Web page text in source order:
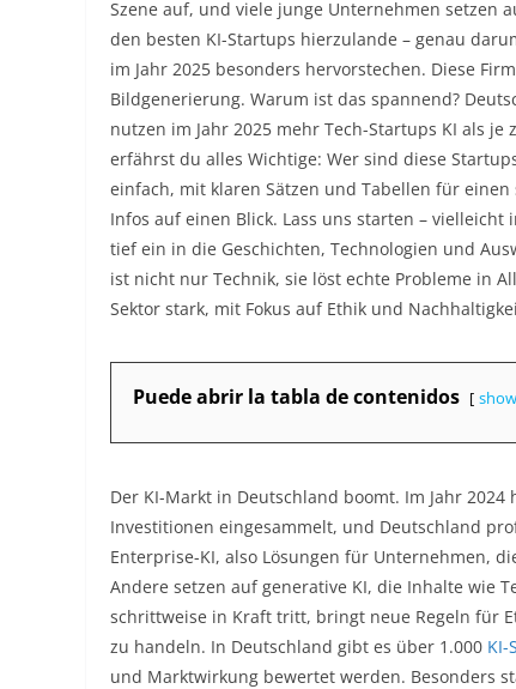
Szene auf, und viele junge Unternehmen setzen
den besten KI-Startups hierzulande – genau
im Jahr 2025 besonders hervorstechen. Diese
Bildgenerierung. Warum ist das spannend?
nutzen im Jahr 2025 mehr Tech-Startups KI als
erfährst du alles Wichtige: Wer sind diese
einfach, mit klaren Sätzen und Tabellen für
Infos auf einen Blick. Lass uns starten –
tief ein in die Geschichten, Technologien und
ist nicht nur Technik, sie löst echte Probleme in
Sektor stark, mit Fokus auf Ethik und
Puede abrir la tabla de contenidos show
Der KI-Markt in Deutschland boomt. Im Jahr
Investitionen eingesammelt, und Deutschland
Enterprise-KI, also Lösungen für Unternehmen,
Andere setzen auf generative KI, die Inhalte wie
schrittweise in Kraft tritt, bringt neue Regeln für
zu handeln. In Deutschland gibt es über 1.000 KI-
und Marktwirkung bewertet werden. Besonders